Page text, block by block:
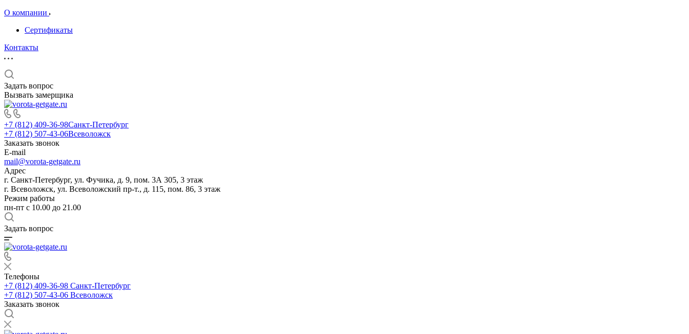
О компании
Сертификаты
Контакты
Задать вопрос
Вызвать замерщика
+7 (812) 409-36-98Санкт-Петербург
+7 (812) 507-43-06Всеволожск
Заказать звонок
E-mail
mail@vorota-getgate.ru
Адрес
г. Санкт-Петербург, ул. Фучика, д. 9, пом. 3А 305, 3 этаж
г. Всеволожск, ул. Всеволожский пр-т., д. 115, пом. 86, 3 этаж
Режим работы
пн-пт c 10.00 до 21.00
Задать вопрос
Телефоны
+7 (812) 409-36-98 Санкт-Петербург
+7 (812) 507-43-06 Всеволожск
Заказать звонок